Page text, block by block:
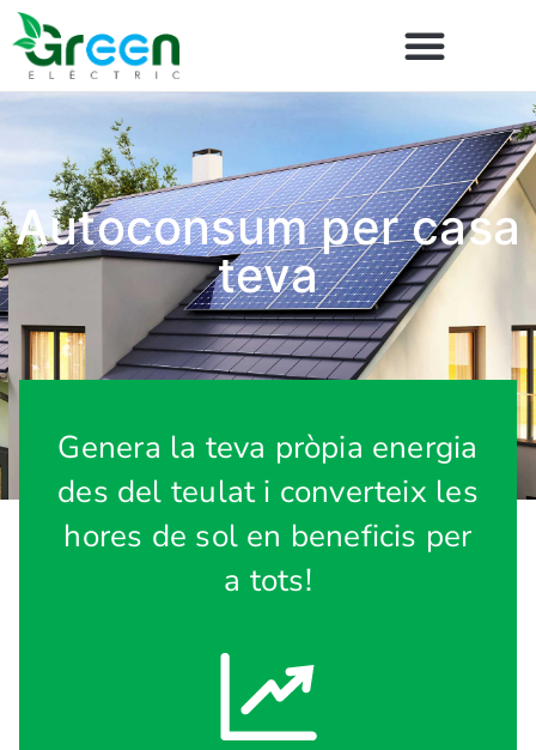
Autoconsum per casa
teva
Genera la teva pròpia energia
des del teulat i converteix les
hores de sol en beneficis per
a tots!